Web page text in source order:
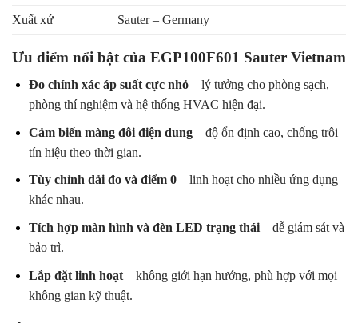
Xuất xứ Sauter – Germany
Ưu điểm nổi bật của EGP100F601 Sauter Vietnam
Đo chính xác áp suất cực nhỏ– lý tưởng cho phòng sạch,
phòng thí nghiệm và hệ thống HVAC hiện đại.
Cảm biến màng đôi điện dung– độ ổn định cao, chống trôi
tín hiệu theo thời gian.
Tùy chỉnh dải đo và điểm 0– linh hoạt cho nhiều ứng dụng
khác nhau.
Tích hợp màn hình và đèn LED trạng thái– dễ giám sát và
bảo trì.
Lắp đặt linh hoạt– không giới hạn hướng, phù hợp với mọi
không gian kỹ thuật.